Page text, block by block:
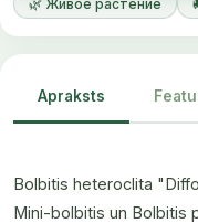
🌿 Живое растение
Apraksts
Bolbitis heteroclita
Mini-bolbitis un Bolbitis